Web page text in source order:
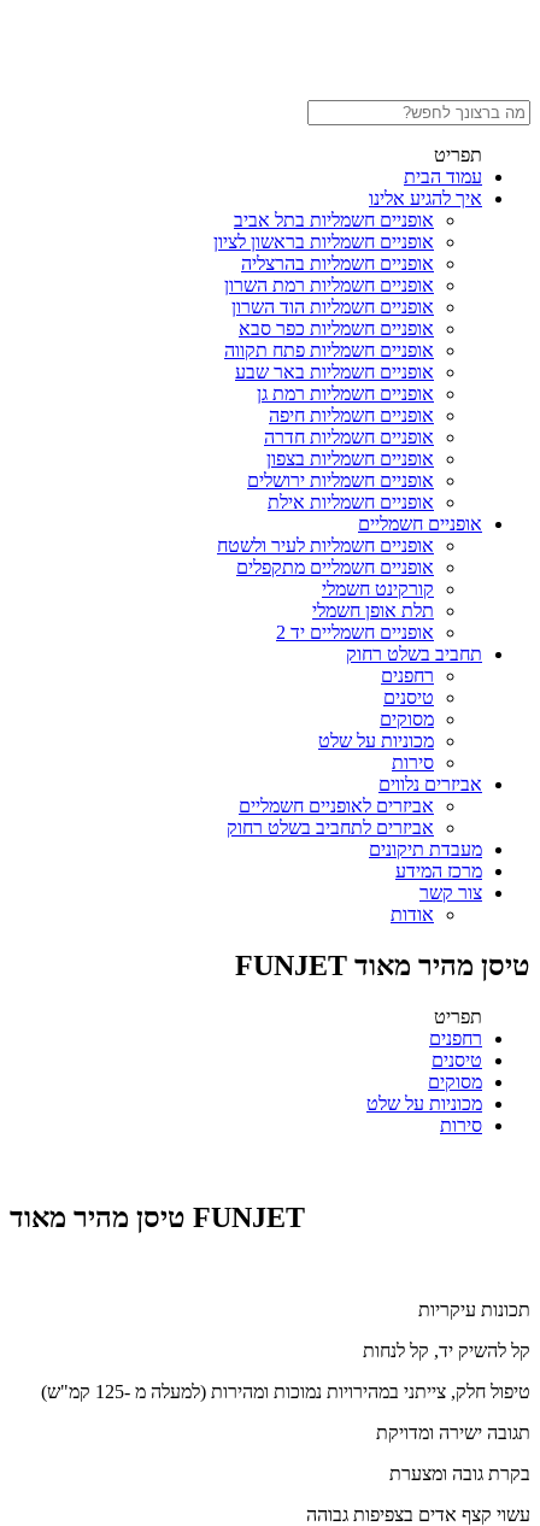
תפריט
עמוד הבית
איך להגיע אלינו
אופניים חשמליות בתל אביב
אופניים חשמליות בראשון לציון
אופניים חשמליות בהרצליה
אופניים חשמליות רמת השרון
אופניים חשמליות הוד השרון
אופניים חשמליות כפר סבא
אופניים חשמליות פתח תקווה
אופניים חשמליות באר שבע
אופניים חשמליות רמת גן
אופניים חשמליות חיפה
אופניים חשמליות חדרה
אופניים חשמליות בצפון
אופניים חשמליות ירושלים
אופניים חשמליות אילת
אופניים חשמליים
אופניים חשמליות לעיר ולשטח
אופניים חשמליים מתקפלים
קורקינט חשמלי
תלת אופן חשמלי
אופניים חשמליים יד 2
תחביב בשלט רחוק
רחפנים
טיסנים
מסוקים
מכוניות על שלט
סירות
אביזרים נלווים
אביזרים לאופניים חשמליים
אביזרים לתחביב בשלט רחוק
מעבדת תיקונים
מרכז המידע
צור קשר
אודות
טיסן מהיר מאוד FUNJET
תפריט
רחפנים
טיסנים
מסוקים
מכוניות על שלט
סירות
טיסן מהיר מאוד FUNJET
תכונות עיקריות
קל להשיק יד, קל לנחות
טיפול חלק, צייתני במהירויות נמוכות ומהירות (למעלה מ -125 קמ"ש)
תגובה ישירה ומדויקת
בקרת גובה ומצערת
עשוי קצף אדים בצפיפות גבוהה